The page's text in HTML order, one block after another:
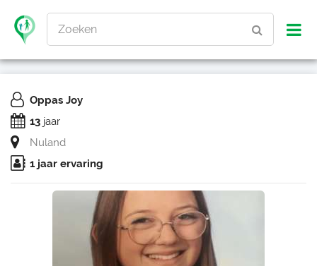
Zoeken
Oppas Joy
13 jaar
Nuland
1 jaar ervaring